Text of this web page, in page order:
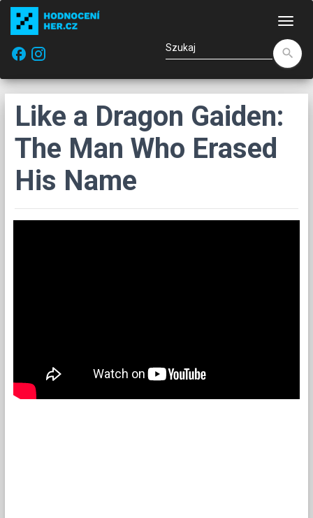
facebook
search
Like a Dragon Gaiden:
The Man Who Erased
His Name